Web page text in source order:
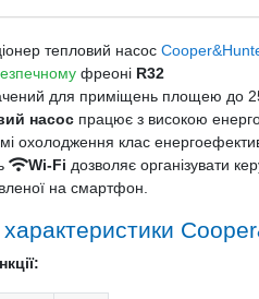
тепловий насос
фреоні R32
для приміщень площею до
насос працює з високою
охолодження клас
Wi-Fi дозволяє організувати
на смартфон.
характеристики